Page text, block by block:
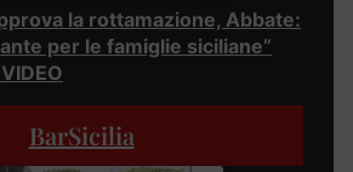
la rottamazione, Abbate:
per le famiglie siciliane”
BarSicilia